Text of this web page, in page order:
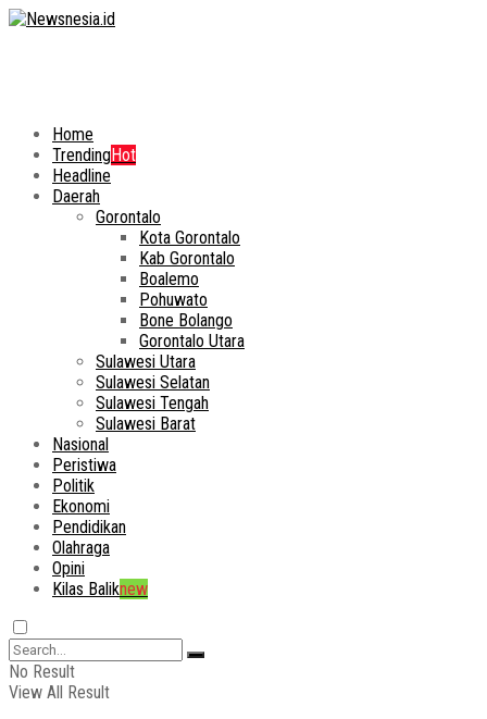
Home
TrendingHot
Headline
Daerah
Gorontalo
Kota Gorontalo
Kab Gorontalo
Boalemo
Pohuwato
Bone Bolango
Gorontalo Utara
Sulawesi Utara
Sulawesi Selatan
Sulawesi Tengah
Sulawesi Barat
Nasional
Peristiwa
Politik
Ekonomi
Pendidikan
Olahraga
Opini
Kilas Baliknew
No Result
View All Result